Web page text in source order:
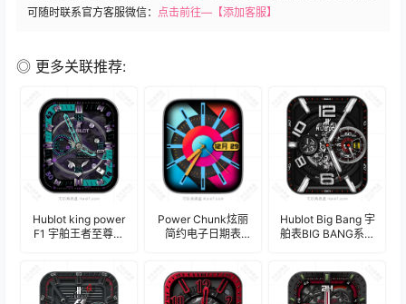
可随时联系官方客服微信： 点击前往—【添加客服】
◎ 更多关联推荐:
Hublot king power
F1 宇舶王者至尊系
Power Chunk炫丽
简约电子日期表
Hublot Big Bang 宇
舶表BIG BANG系列